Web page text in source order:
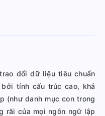
đổi dữ liệu tiêu chuẩn
tính cấu trúc cao, khả
(như danh mục con trong
rãi của mọi ngôn ngữ lập